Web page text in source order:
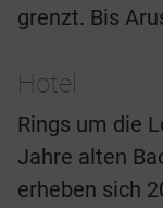
grenzt. Bis
Hotel
Rings um die
Jahre alten
erheben sich